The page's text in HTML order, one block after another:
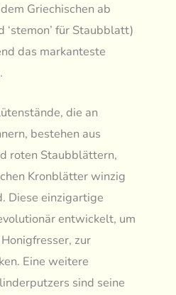
Griechischen ab
‘stemon’ für Staubblatt)
das markanteste
die an
bestehen aus
roten Staubblättern,
Kronblätter winzig
Diese einzigartige
entwickelt, um
zur
Eine weitere
sind seine